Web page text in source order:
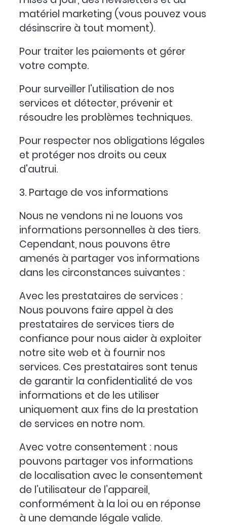
matériel marketing (vous pouvez vous
désinscrire à tout moment).
Pour traiter les paiements et gérer
votre compte.
Pour surveiller l'utilisation de nos
services et détecter, prévenir et
résoudre les problèmes techniques.
Pour respecter nos obligations légales
et protéger nos droits ou ceux
d'autrui.
3. Partage de vos informations
Nous ne vendons ni ne louons vos
informations personnelles à des tiers.
Cependant, nous pouvons être
amenés à partager vos informations
dans les circonstances suivantes :
Avec les prestataires de services :
Nous pouvons faire appel à des
prestataires de services tiers de
confiance pour nous aider à exploiter
notre site web et à fournir nos
services. Ces prestataires sont tenus
de garantir la confidentialité de vos
informations et de les utiliser
uniquement aux fins de la prestation
de services en notre nom.
Avec votre consentement : nous
pouvons partager vos informations
de localisation avec le consentement
de l’utilisateur de l’appareil,
conformément à la loi ou en réponse
à une demande légale valide.